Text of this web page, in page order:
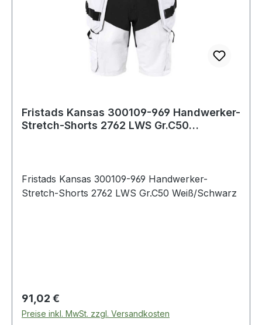
Fristads Kansas 300109-969 Handwerker-
Stretch-Shorts 2762 LWS Gr.C50
Fristads Kansas 300109-969 Handwerker-
Stretch-Shorts 2762 LWS Gr.C50 Weiß/Schwarz
Regulärer Preis:
91,02 €
Preise inkl. MwSt. zzgl. Versandkosten